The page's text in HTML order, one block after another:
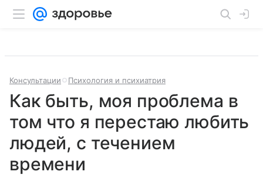
Консультации Психология и психиатрия
Как быть, моя проблема в
том что я перестаю любить
людей, с течением
времени